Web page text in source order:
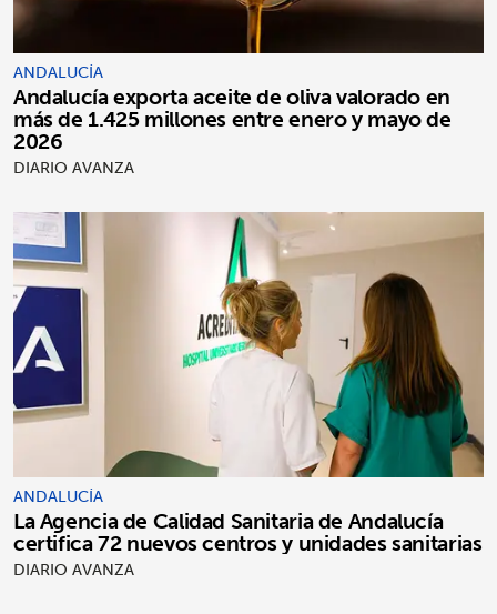
ANDALUCÍA
Andalucía exporta aceite de oliva valorado en
más de 1.425 millones entre enero y mayo de
2026
DIARIO AVANZA
ANDALUCÍA
La Agencia de Calidad Sanitaria de Andalucía
certifica 72 nuevos centros y unidades sanitarias
DIARIO AVANZA